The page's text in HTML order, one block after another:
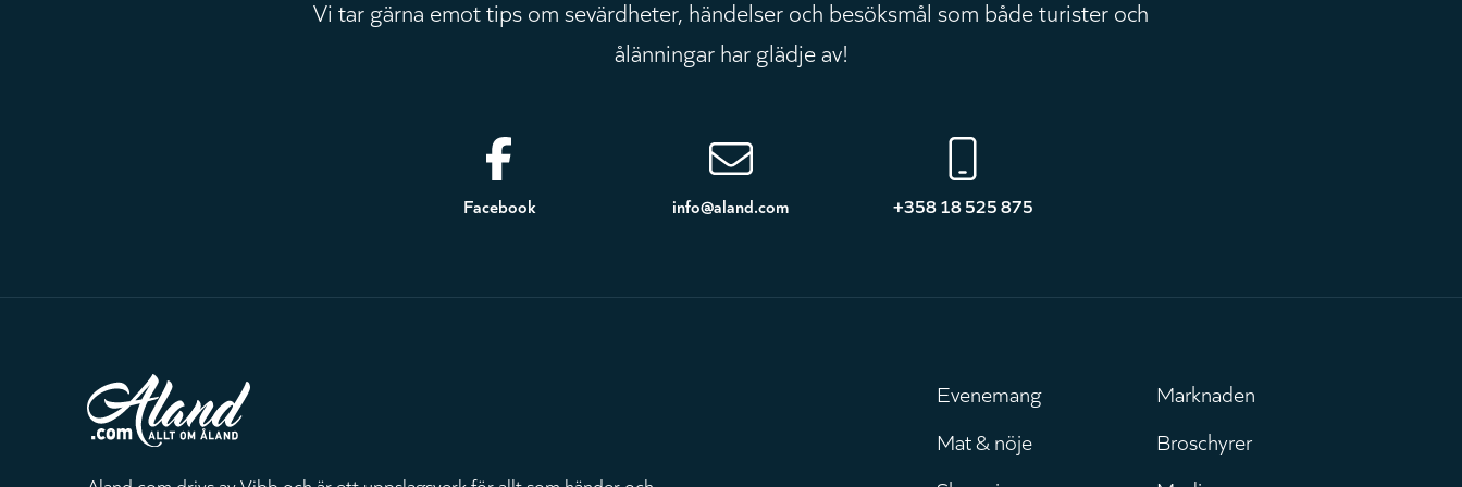
Vi tar gärna emot tips om sevärdheter, händelser och besöksmål som både turister och
ålänningar har glädje av!
Facebook info@aland.com +358 18 525 875
Huvudmeny
Evenemang
Mat & nöje
Marknaden
Broschyrer